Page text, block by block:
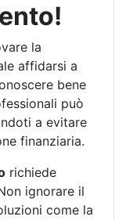
la
affidarsi a
bene
può
a evitare
finanziaria.
richiede
ignorare il
come la